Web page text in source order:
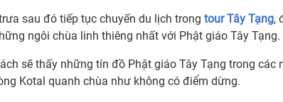
sau đó tiếp tục chuyến du lịch trong tour Tây Tạng,
ngôi chùa linh thiêng nhất với Phật giáo Tây Tạng.
sẽ thấy những tín đồ Phật giáo Tây Tạng trong các
Kotal quanh chùa như không có điểm dừng.